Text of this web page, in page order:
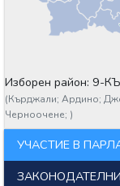
Изборен район: 9-
(Кърджали;Ардино;
Черноочене; )
УЧАСТИЕ В